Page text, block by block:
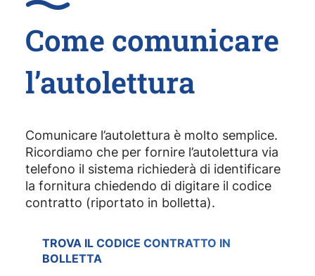
Come comunicare
l’autolettura
Comunicare l’autolettura è molto semplice.
Ricordiamo che per fornire l’autolettura via
telefono il sistema richiederà di identificare
la fornitura chiedendo di digitare il codice
contratto (riportato in bolletta).
TROVA IL CODICE CONTRATTO IN
BOLLETTA